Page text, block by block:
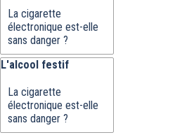
La cigarette
électronique est-elle
sans danger ?
Sauter le bloc L'alcool festif
L'alcool festif
La cigarette
électronique est-elle
sans danger ?